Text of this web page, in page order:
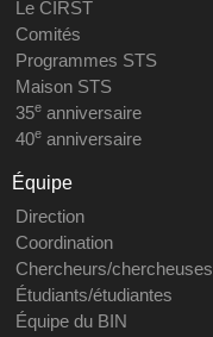
Le CIRST
Comités
Programmes STS
Maison STS
35eanniversaire
40eanniversaire
Équipe
Direction
Coordination
Chercheurs/chercheuses
Étudiants/étudiantes
Équipe du BIN